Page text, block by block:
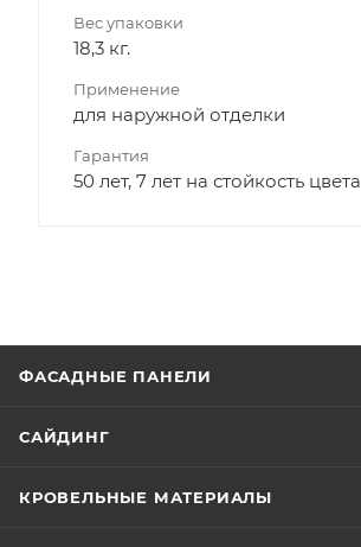
Вес упаковки
18,3 кг.
Применение
для наружной отделки
Гарантия
50 лет, 7 лет на стойкость цвета
ФАСАДНЫЕ ПАНЕЛИ
САЙДИНГ
КРОВЕЛЬНЫЕ МАТЕРИАЛЫ